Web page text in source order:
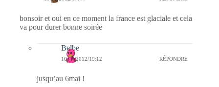
bonsoir et oui en ce moment la france est glaciale et cela
va pour durer bonne soirée
Belbe
10/02/2012/19:12 RÉPONDRE
jusqu’au 6mai !